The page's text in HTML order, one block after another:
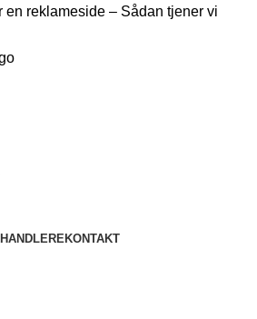
en reklameside – Sådan tjener vi
KONTAKT